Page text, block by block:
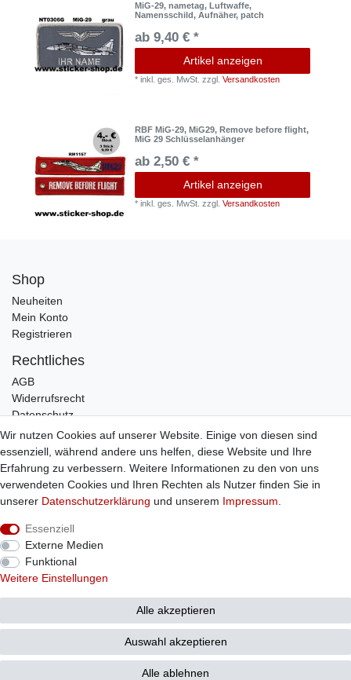
MiG-29, nametag, Luftwaffe,
Namensschild, Aufnäher, patch
ab 9,40 € *
Artikel anzeigen
*inkl. ges. MwSt. zzgl.Versandkosten
RBF MiG-29, MiG29, Remove before flight,
MiG 29 Schlüsselanhänger
ab 2,50 € *
Artikel anzeigen
*inkl. ges. MwSt. zzgl.Versandkosten
Shop
Neuheiten
Mein Konto
Registrieren
Rechtliches
AGB
Widerrufsrecht
Datenschutz
Impressum
Infos
Zahlung / Versand
Individuelle Anfertigung
Bestellung widerrufen
Wir nutzen Cookies auf unserer Website. Einige von diesen sind
essenziell, während andere uns helfen, diese Website und Ihre
Erfahrung zu verbessern. Weitere Informationen zu den von uns
verwendeten Cookies und Ihren Rechten als Nutzer finden Sie in
unserer Daten­schutz­erklärung und unserem Impressum
Essenziell
Externe Medien
Funktional
Weitere Einstellungen
Alle akzeptieren
Auswahl akzeptieren
Alle ablehnen
© Copyright 2026 Sticker Shop Strerath